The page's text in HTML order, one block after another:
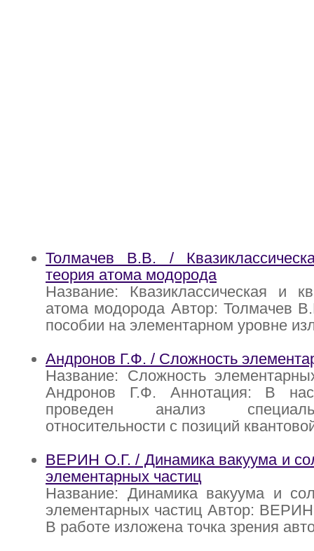
Толмачев В.В. /
теория атома модорода
Название: Квазиклассическая и
атома модорода Автор: Толмачев
пособии на элементарном уровне
Андронов Г.Ф. / Сложность
Название: Сложность
Андронов Г.Ф. Аннотация: В
проведен анализ
относительности с позиций
ВЕРИН О.Г. / Динамика вакуума и
элементарных частиц
Название: Динамика вакуума и
элементарных частиц Автор:
В работе изложена точка зрения